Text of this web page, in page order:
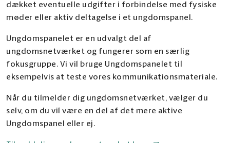
dækket eventuelle udgifter i forbindelse med fysiske
møder eller aktiv deltagelse i et ungdomspanel.
Ungdomspanelet er en udvalgt del af
ungdomsnetværket og fungerer som en særlig
fokusgruppe. Vi vil bruge Ungdomspanelet til
eksempelvis at teste vores kommunikationsmateriale.
Når du tilmelder dig ungdomsnetværket, vælger du
selv, om du vil være en del af det mere aktive
Ungdomspanel eller ej.